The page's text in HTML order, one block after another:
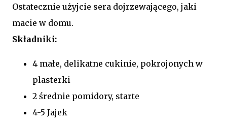
Ostatecznie użyjcie sera dojrzewającego, jaki
macie w domu.
Składniki:
4 małe, delikatne cukinie, pokrojonych w
plasterki
2 średnie pomidory, starte
4-5 Jajek